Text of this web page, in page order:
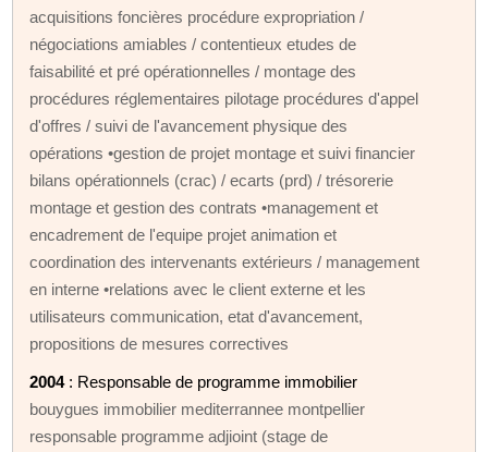
acquisitions foncières procédure expropriation /
négociations amiables / contentieux etudes de
faisabilité et pré opérationnelles / montage des
procédures réglementaires pilotage procédures d'appel
d'offres / suivi de l'avancement physique des
opérations •gestion de projet montage et suivi financier
bilans opérationnels (crac) / ecarts (prd) / trésorerie
montage et gestion des contrats •management et
encadrement de l'equipe projet animation et
coordination des intervenants extérieurs / management
en interne •relations avec le client externe et les
utilisateurs communication, etat d'avancement,
propositions de mesures correctives
2004: Responsable de programme immobilier
bouygues immobilier mediterrannee montpellier
responsable programme adjioint (stage de